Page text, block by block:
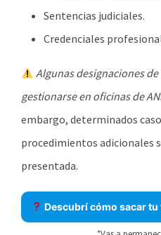
Sentencias judiciales.
Credenciales
Algunas designaciones
gestionarse en oficinas de
embargo, determinados
procedimientos adicionales
presentada.
Descubrí cómo sacar